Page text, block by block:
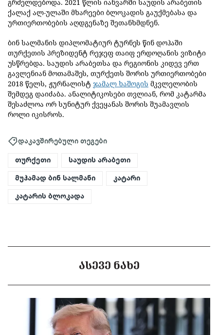
გრძელდებოდა. 2021 წლის იანვარში საუდის არაბეთის
ქალაქ ალ-ულაში მხარეები ბლოკადის გაუქმებასა და
ურთიერთობების აღდგენაზე შეთანხმდნენ.
ბინ სალმანის დიპლომატიურ ტურნეს წინ დოჰაში
თურქეთის პრეზიდენტ რეჯეფ თაიფ ერდოღანის ვიზიტი
უსწრებდა. საუდის არაბეთსა და რეგიონის კიდევ ერთ
გავლენიან მოთამაშეს, თურქეთს შორის ურთიერთობები
2018 წელს, ჟურნალისტ ჯამალ ხაშოგის მკვლელობის
შემდეგ დაიძაბა. ანალიტიკოსები თვლიან, რომ კატარმა
შესაძლოა ორ სუნიტურ ქვეყანას შორის შუამავლის
როლი იკისროს.
დაკავშირებული თეგები
თურქეთი საუდის არაბეთი
მუჰამად ბინ სალმანი კატარი
კატარის ბლოკადა
ᲐᲡᲔᲕᲔ ᲜᲐᲮᲔ